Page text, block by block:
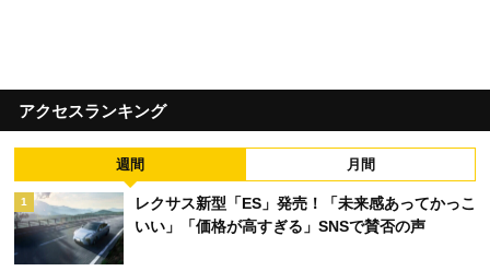
アクセスランキング
週間 月間
1
レクサス新型「ES」発売！「未来感あってかっこ
いい」「価格が高すぎる」SNSで賛否の声